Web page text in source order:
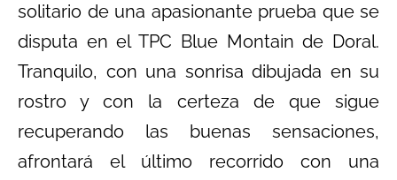
solitario de una apasionante prueba que se
disputa en el TPC Blue Montain de Doral.
Tranquilo, con una sonrisa dibujada en su
rostro y con la certeza de que sigue
recuperando las buenas sensaciones,
afrontará el último recorrido con una